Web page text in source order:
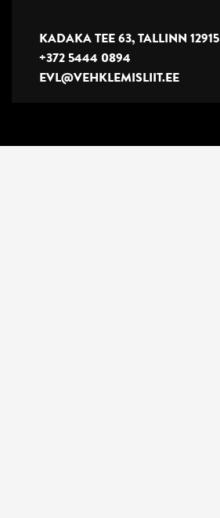
KADAKA TEE 63, TALLINN 12915
+372 5444 0894
EVL@VEHKLEMISLIIT.EE